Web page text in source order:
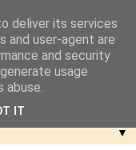
▼
deliver its services
and user-agent are
and security
usage
abuse.
IT